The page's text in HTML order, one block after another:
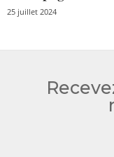
25 juillet 2024